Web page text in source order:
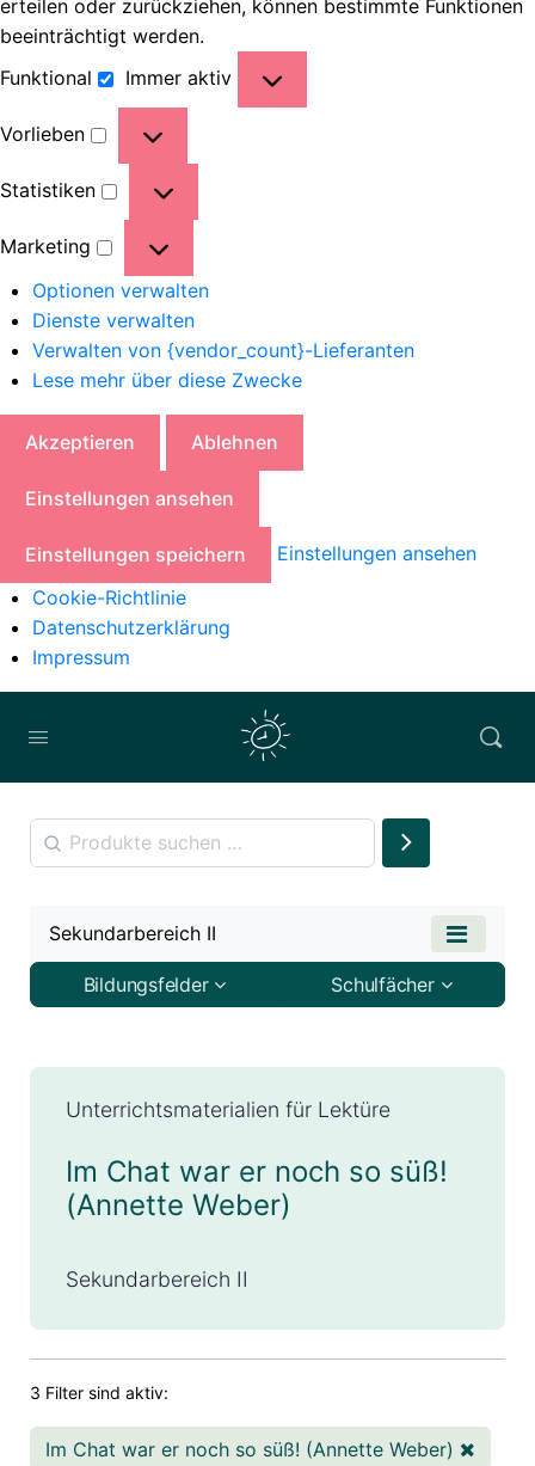
erteilen oder zurückziehen, können bestimmte Funktionen
beeinträchtigt werden.
Funktional
Immer aktiv
Vorlieben
Statistiken
Marketing
Optionen verwalten
Dienste verwalten
Verwalten von {vendor_count}-Lieferanten
Lese mehr über diese Zwecke
Akzeptieren Ablehnen
Einstellungen ansehen
Einstellungen speichern
Einstellungen ansehen
Cookie-Richtlinie
Datenschutzerklärung
Impressum
Unterrichtsmaterialien für Lektüre
Im Chat war er noch so süß!
(Annette Weber)
Sekundarbereich II
3 Filter sind aktiv:
Im Chat war er noch so süß! (Annette Weber)
Sekundarbereich II
Bildungsfelder Schulfächer